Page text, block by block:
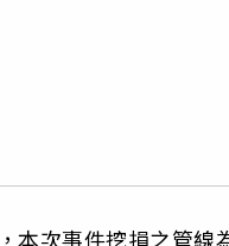
本次事件挖損之管